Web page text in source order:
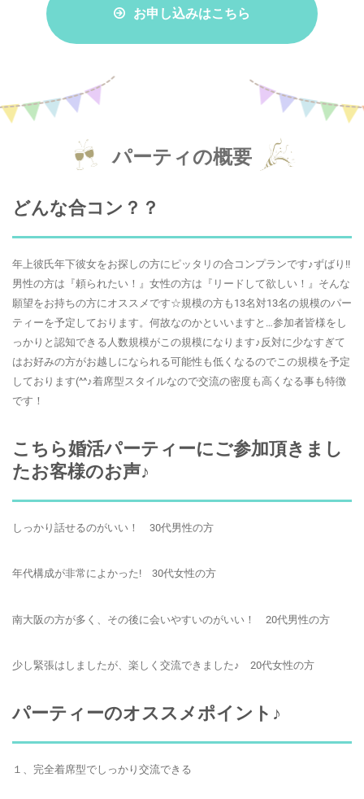
お申し込みはこちら
パーティの概要
どんな合コン？？
年上彼氏年下彼女をお探しの方にピッタリの合コンプランです♪ずばり!!
男性の方は『頼られたい！』女性の方は『リードして欲しい！』そんな
願望をお持ちの方にオススメです☆規模の方も13名対13名の規模のパー
ティーを予定しております。何故なのかといいますと…参加者皆様をし
っかりと認知できる人数規模がこの規模になります♪反対に少なすぎて
はお好みの方がお越しになられる可能性も低くなるのでこの規模を予定
しております(^^♪着席型スタイルなので交流の密度も高くなる事も特徴
です！
こちら婚活パーティーにご参加頂きまし
たお客様のお声♪
しっかり話せるのがいい！ 30代男性の方
年代構成が非常によかった! 30代女性の方
南大阪の方が多く、その後に会いやすいのがいい！ 20代男性の方
少し緊張はしましたが、楽しく交流できました♪ 20代女性の方
パーティーのオススメポイント♪
１、完全着席型でしっかり交流できる